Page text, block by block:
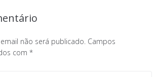
não será publicado. Campos
com *